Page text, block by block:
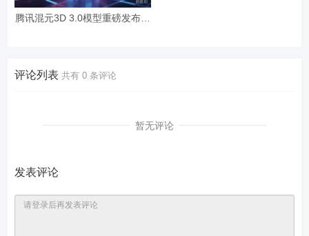
腾讯混元3D 3.0模型重磅发布，
评论列表 共有 0 条评论
暂无评论
发表评论